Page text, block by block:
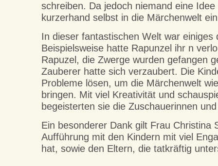
schreiben. Da jedoch niemand eine
kurzerhand selbst in die Märchenwelt
In dieser fantastischen Welt war einiges
Beispielsweise hatte Rapunzel ihr n
Rapuzel, die Zwerge wurden gefangen
Zauberer hatte sich verzaubert. Die
Probleme lösen, um die Märchenwelt
bringen. Mit viel Kreativität und
begeisterten sie die Zuschauerinnen
Ein besonderer Dank gilt Frau Christina
Aufführung mit den Kindern mit viel
hat, sowie den Eltern, die tatkräftig